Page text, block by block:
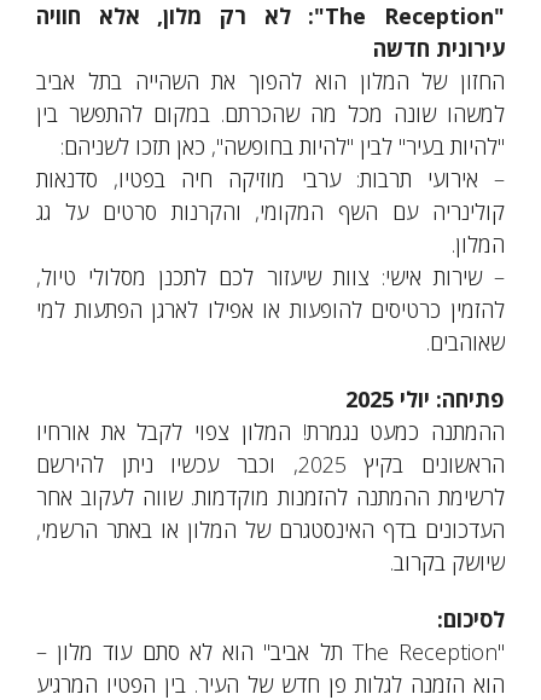
"The Reception": לא רק מלון, אלא חוויה
עירונית חדשה
החזון של המלון הוא להפוך את השהייה בתל אביב
למשהו שונה מכל מה שהכרתם. במקום להתפשר בין
"להיות בעיר" לבין "להיות בחופשה", כאן תזכו לשניהם:
– אירועי תרבות: ערבי מוזיקה חיה בפטיו, סדנאות
קולינריה עם השף המקומי, והקרנות סרטים על גג
המלון.
– שירות אישי: צוות שיעזור לכם לתכנן מסלולי טיול,
להזמין כרטיסים להופעות או אפילו לארגן הפתעות למי
שאוהבים.
פתיחה: יולי 2025
ההמתנה כמעט נגמרת! המלון צפוי לקבל את אורחיו
הראשונים בקיץ 2025, וכבר עכשיו ניתן להירשם
לרשימת ההמתנה להזמנות מוקדמות. שווה לעקוב אחר
העדכונים בדף האינסטגרם של המלון או באתר הרשמי,
שיושק בקרוב.
לסיכום:
"The Reception תל אביב" הוא לא סתם עוד מלון –
הוא הזמנה לגלות פן חדש של העיר. בין הפטיו המרגיע